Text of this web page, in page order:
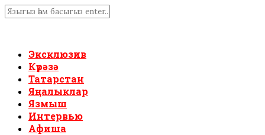
Эксклюзив
Күрәзә
Татарстан
Яңалыклар
Язмыш
Интервью
Афиша